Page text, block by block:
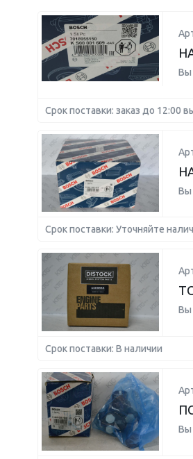
Вы
Срок поставки: заказ до 12:00
Вы
Срок поставки: Уточняйте
Вы
Срок поставки: В наличии
Вы